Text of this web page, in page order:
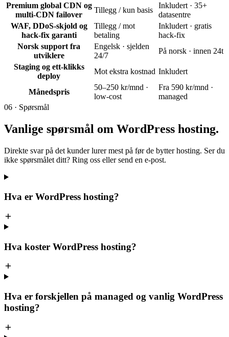
Premium global CDN og
multi-CDN failover
Tillegg / kun basis
Inkludert · 35+
datasentre
WAF, DDoS-skjold og
hack-fix garanti
Tillegg / mot
betaling
Inkludert · gratis
hack-fix
Norsk support fra
utviklere
Engelsk · sjelden
24/7
På norsk · innen 24t
Staging og ett-klikks
deploy
Mot ekstra kostnad Inkludert
Månedspris
50–250 kr/mnd ·
low-cost
Fra 590 kr/mnd ·
managed
06 · Spørsmål
Vanlige spørsmål om WordPress hosting.
Direkte svar på det kunder lurer mest på før de bytter hosting. Ser du
ikke spørsmålet ditt? Ring oss eller send en e-post.
Hva er WordPress hosting?
Hva koster WordPress hosting?
Hva er forskjellen på managed og vanlig WordPress
hosting?